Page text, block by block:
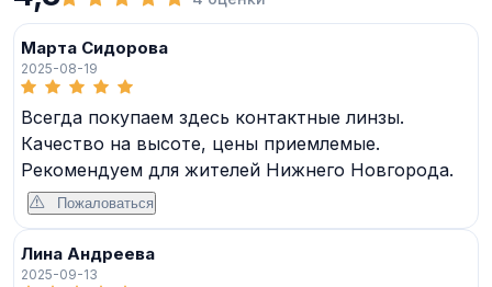
Марта Сидорова
2025-08-19
Всегда покупаем здесь контактные линзы.
Качество на высоте, цены приемлемые.
Рекомендуем для жителей Нижнего Новгорода.
Пожаловаться
Лина Андреева
2025-09-13